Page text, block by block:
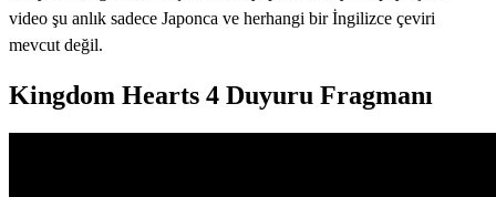
video şu anlık sadece Japonca ve herhangi bir İngilizce çeviri
mevcut değil.
Kingdom Hearts 4 Duyuru Fragmanı